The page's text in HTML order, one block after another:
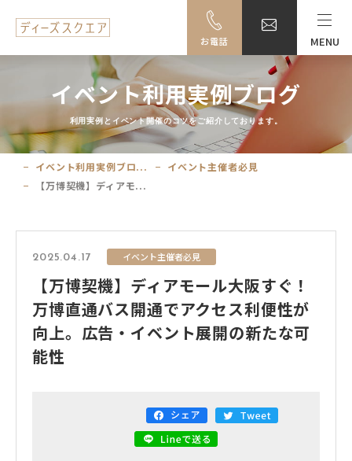
料金・ご利用案内
設備一覧
事例紹介
アクセス
大阪駅前ビル地下駐車場のご案内
関連サイト
お電話 MENU
イベント利用実例ブログ
利用実例とイベント開催のコツをご紹介しております。
イベント利用実例ブロ...
イベント主催者必見
【万博契機】ディアモ...
2025.04.17 イベント主催者必見
【万博契機】ディアモール大阪すぐ！
万博直通バス開通でアクセス利便性が
向上。広告・イベント展開の新たな可
能性